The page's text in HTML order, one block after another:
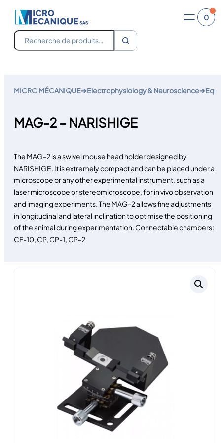
content
0
Recherche
MICRO MÉCANIQUE➔Electrophysiology & Neuroscience➔
MAG-2 – NARISHIGE
The MAG-2 is a swivel mouse head holder designed by
NARISHIGE. It is extremely compact and can be placed under a
microscope or any other experimental instrument, such as a
laser microscope or stereomicroscope, for in vivo observation
and imaging experiments. The MAG-2 allows fine adjustments
in longitudinal and lateral inclination to optimise the positioning
of the animal during experimentation. Connectable chambers:
CF-10, CP, CP-1, CP-2